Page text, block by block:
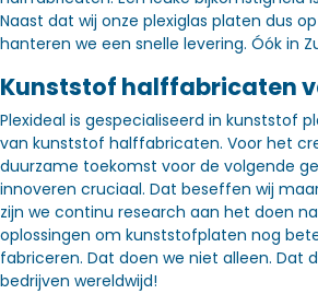
Naast dat wij onze plexiglas platen dus
hanteren we een snelle levering. Óók in
Kunststof halffabricaten
Plexideal is gespecialiseerd in kunststof
van kunststof halffabricaten. Voor het
duurzame toekomst voor de volgende
innoveren cruciaal. Dat beseffen wij
zijn we continu research aan het doen
oplossingen om kunststofplaten nog
fabriceren. Dat doen we niet alleen. Dat
bedrijven wereldwijd!